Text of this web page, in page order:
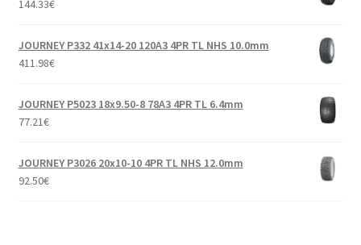
144.33€
JOURNEY P332 41x14-20 120A3 4PR TL NHS 10.0mm
411.98€
JOURNEY P5023 18x9.50-8 78A3 4PR TL 6.4mm
77.21€
JOURNEY P3026 20x10-10 4PR TL NHS 12.0mm
92.50€